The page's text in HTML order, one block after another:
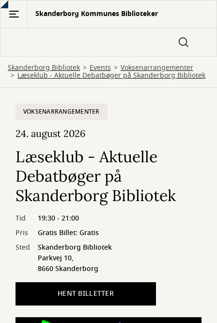
Gå
hovedindhold
Skanderborg Kommunes Biblioteker
Skanderborg Bibliotek Events Voksenarrangementer
Læseklub - Aktuelle Debatbøger på Skanderborg Bibliotek
VOKSENARRANGEMENTER
24. august 2026
Læseklub - Aktuelle
Debatbøger på
Skanderborg Bibliotek
Tid
19:30 - 21:00
Pris
Gratis Billet: Gratis
Sted
Skanderborg Bibliotek
Parkvej 10,
8660 Skanderborg
HENT BILLETTER